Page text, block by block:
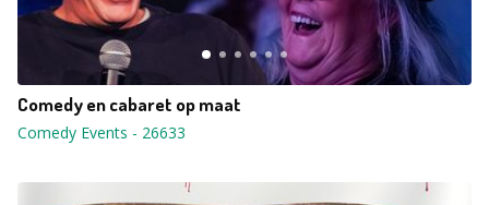
Comedy en cabaret op maat
Comedy Events - 26633